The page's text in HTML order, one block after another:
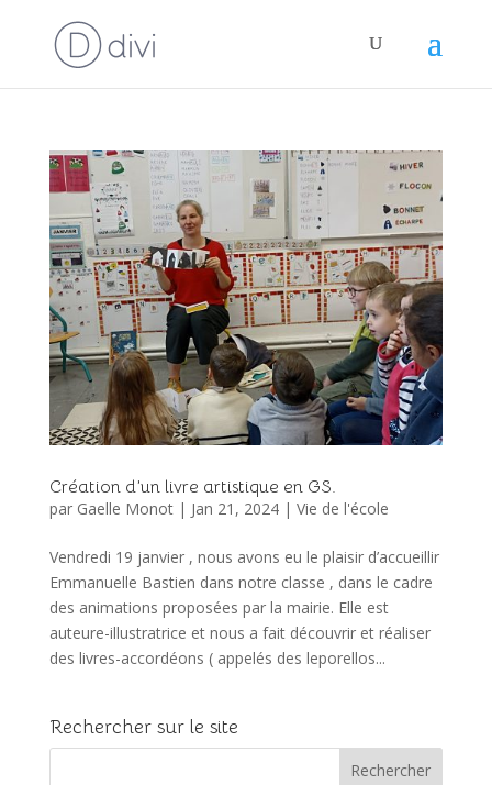
Création d’un livre artistique en GS.
par Gaelle Monot| Jan 21, 2024| Vie de l'école
Vendredi 19 janvier , nous avons eu le plaisir d’accueillir
Emmanuelle Bastien dans notre classe , dans le cadre
des animations proposées par la mairie. Elle est
auteure-illustratrice et nous a fait découvrir et réaliser
des livres-accordéons ( appelés des leporellos...
Rechercher sur le site